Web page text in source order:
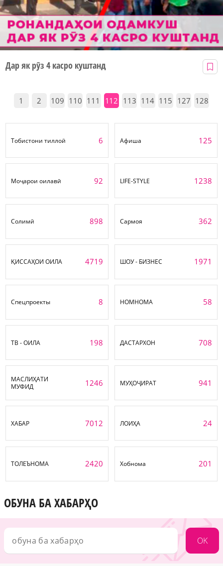
Дар як рӯз 4 касро куштанд
1 2 109 110 111 112 113 114 115 127 128
Тобистони тиллоӣ 6 Афиша 125
Моҷарои оилавӣ 92 LIFE-STYLE 1238
Солимӣ 898 Сармоя 362
ҚИССАҲОИ ОИЛА 4719 ШОУ - БИЗНЕС 1971
Спецпроекты 8 НОМНОМА 58
ТВ - ОИЛА 198 ДАСТАРХОН 708
МАСЛИҲАТИ
МУФИД
1246 МУҲОҶИРАТ 941
ХАБАР 7012 ЛОИҲА 24
ТОЛЕЪНОМА 2420 Хобнома 201
ОБУНА БА ХАБАРҲО
OK